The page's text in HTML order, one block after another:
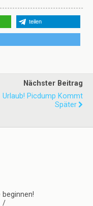
teilen
Nächster Beitrag
Urlaub! Picdump Kommt
Später
/